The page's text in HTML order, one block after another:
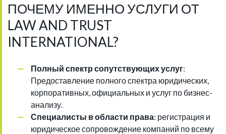
ПОЧЕМУ ИМЕННО УСЛУГИ ОТ
LAW AND TRUST
INTERNATIONAL?
Полный спектр сопутствующих услуг:
Предоставление полного спектра юридических,
корпоративных, официальных и услуг по бизнес-
анализу.
Специалисты в области права: регистрация и
юридическое сопровождение компаний по всему